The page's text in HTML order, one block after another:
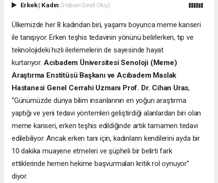
Erkek| Kadın (Haberi Sesli Oku)
Ülkemizde her 8 kadından biri, yaşamı boyunca meme kanseri
ile tanışıyor. Erken teşhis tedavinin yönünü belirlerken, tıp ve
teknolojideki hızlı ilerlemelerin de sayesinde hayat
kurtarıyor. Acıbadem Üniversitesi Senoloji (Meme)
Araştırma Enstitüsü Başkanı ve Acıbadem Maslak
Hastanesi Genel Cerrahi Uzmanı Prof. Dr. Cihan Uras,
“Günümüzde dünya bilim insanlarının en yoğun araştırma
yaptığı ve yeni tedavi yöntemleri geliştirdiği alanlardan biri olan
meme kanseri, erken teşhis edildiğinde artık tamamen tedavi
edilebiliyor. Ancak erken tanı için, kadınların kendilerini ayda bir
10 dakika muayene etmeleri ve şüpheli bir belirti fark
ettiklerinde hemen hekime başvurmaları kritik rol oynuyor”
diyor.